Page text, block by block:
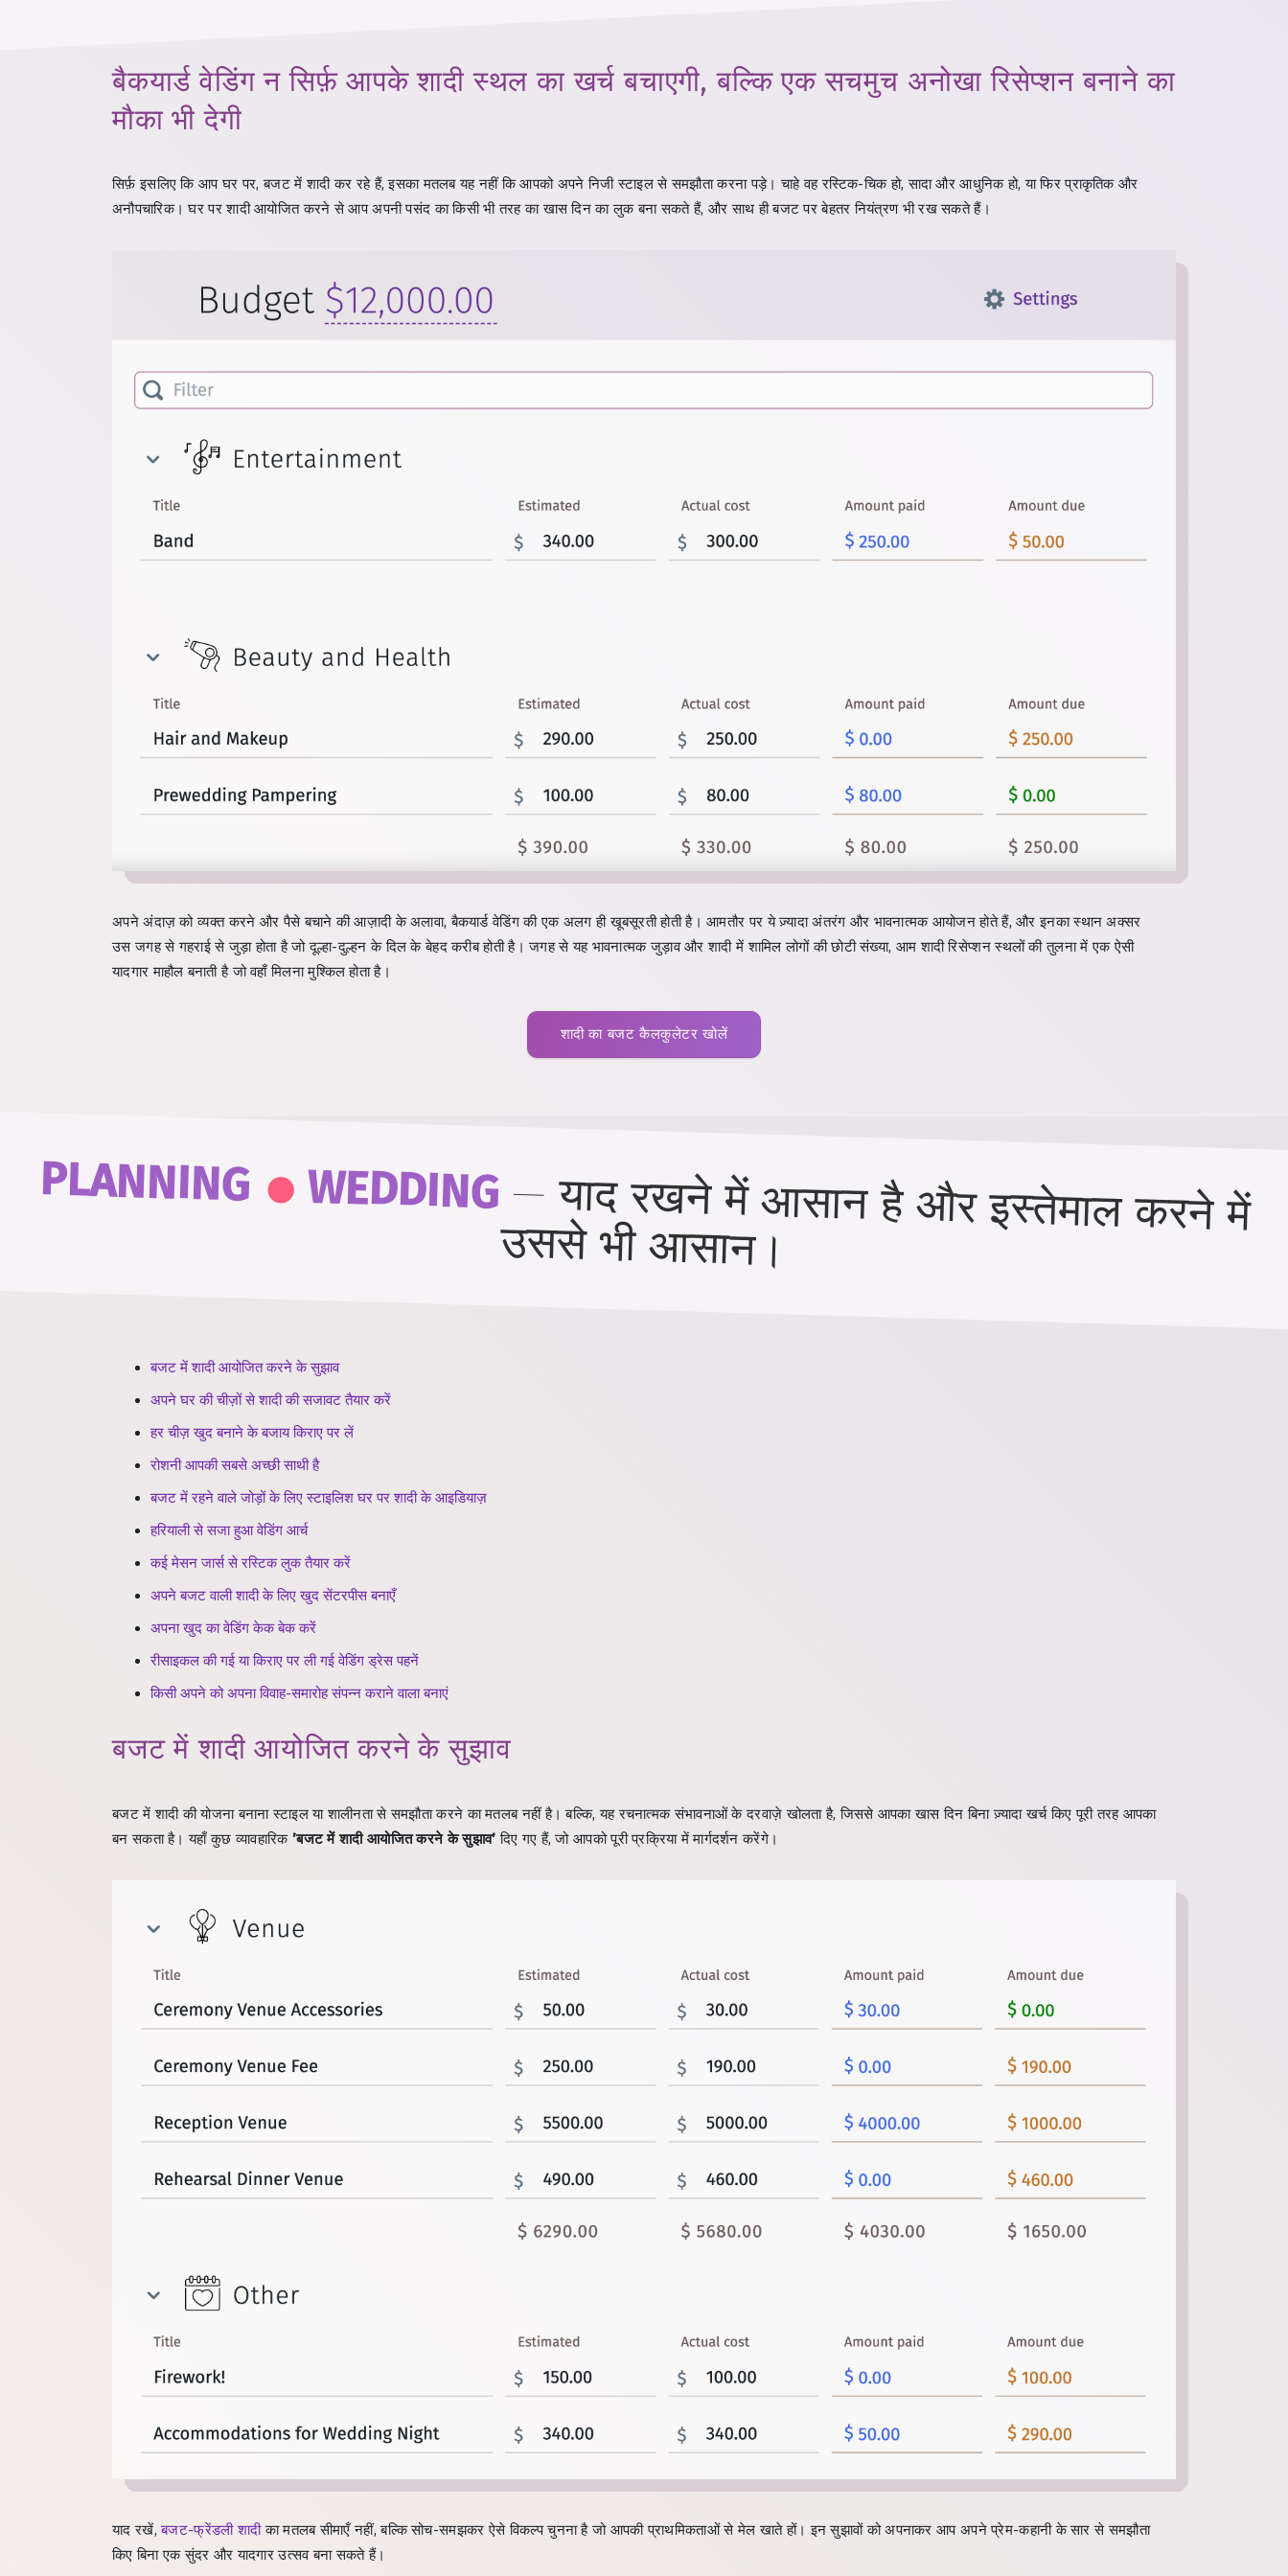
बैकयार्ड वेडिंग न सिर्फ़ आपके शादी स्थल का खर्च बचाएगी, बल्कि एक सचमुच अनोखा रिसेप्शन बनाने का
मौका भी देगी
सिर्फ़ इसलिए कि आप घर पर, बजट में शादी कर रहे हैं, इसका मतलब यह नहीं कि आपको अपने निजी स्टाइल से समझौता करना पड़े। चाहे वह रस्टिक-चिक हो, सादा और आधुनिक हो, या फिर प्राकृतिक और
अनौपचारिक। घर पर शादी आयोजित करने से आप अपनी पसंद का किसी भी तरह का खास दिन का लुक बना सकते हैं, और साथ ही बजट पर बेहतर नियंत्रण भी रख सकते हैं।
अपने अंदाज़ को व्यक्त करने और पैसे बचाने की आज़ादी के अलावा, बैकयार्ड वेडिंग की एक अलग ही खूबसूरती होती है। आमतौर पर ये ज़्यादा अंतरंग और भावनात्मक आयोजन होते हैं, और इनका स्थान अक्सर
उस जगह से गहराई से जुड़ा होता है जो दूल्हा-दुल्हन के दिल के बेहद करीब होती है। जगह से यह भावनात्मक जुड़ाव और शादी में शामिल लोगों की छोटी संख्या, आम शादी रिसेप्शन स्थलों की तुलना में एक ऐसी
यादगार माहौल बनाती है जो वहाँ मिलना मुश्किल होता है।
शादी का बजट कैलकुलेटर खोलें
PLANNING . WEDDING— याद रखने में आसान है और इस्तेमाल करने में
उससे भी आसान।
बजट में शादी आयोजित करने के सुझाव
अपने घर की चीज़ों से शादी की सजावट तैयार करें
हर चीज़ खुद बनाने के बजाय किराए पर लें
रोशनी आपकी सबसे अच्छी साथी है
बजट में रहने वाले जोड़ों के लिए स्टाइलिश घर पर शादी के आइडियाज़
हरियाली से सजा हुआ वेडिंग आर्च
कई मेसन जार्स से रस्टिक लुक तैयार करें
अपने बजट वाली शादी के लिए खुद सेंटरपीस बनाएँ
अपना खुद का वेडिंग केक बेक करें
रीसाइकल की गई या किराए पर ली गई वेडिंग ड्रेस पहनें
किसी अपने को अपना विवाह-समारोह संपन्न कराने वाला बनाएं
बजट में शादी आयोजित करने के सुझाव
बजट में शादी की योजना बनाना स्टाइल या शालीनता से समझौता करने का मतलब नहीं है। बल्कि, यह रचनात्मक संभावनाओं के दरवाज़े खोलता है, जिससे आपका खास दिन बिना ज़्यादा खर्च किए पूरी तरह आपका
बन सकता है। यहाँ कुछ व्यावहारिक ’बजट में शादी आयोजित करने के सुझाव’ दिए गए हैं, जो आपको पूरी प्रक्रिया में मार्गदर्शन करेंगे।
याद रखें,बजट-फ्रेंडली शादीका मतलब सीमाएँ नहीं, बल्कि सोच-समझकर ऐसे विकल्प चुनना है जो आपकी प्राथमिकताओं से मेल खाते हों। इन सुझावों को अपनाकर आप अपने प्रेम-कहानी के सार से समझौता
किए बिना एक सुंदर और यादगार उत्सव बना सकते हैं।